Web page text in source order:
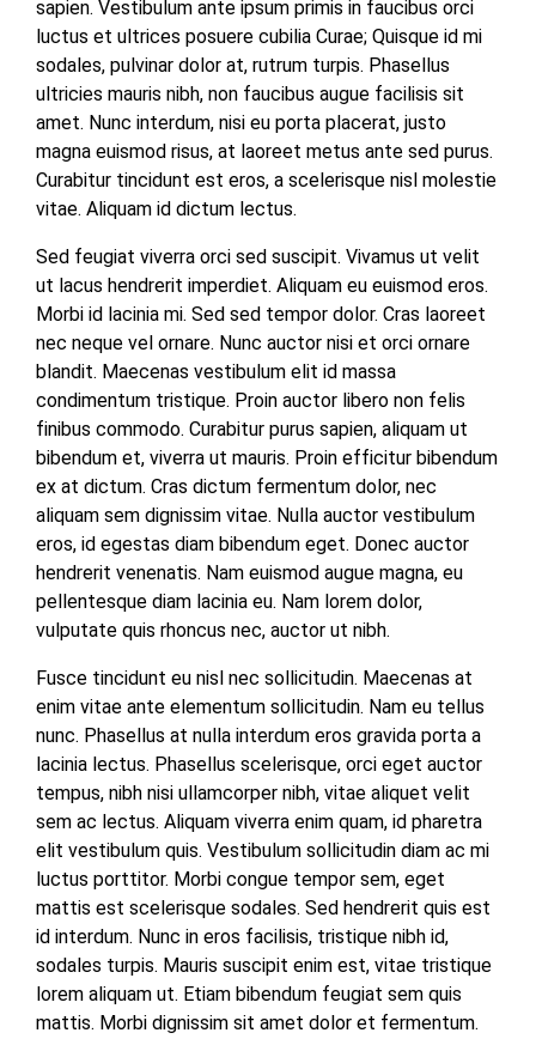
sapien. Vestibulum ante ipsum primis in faucibus orci
luctus et ultrices posuere cubilia Curae; Quisque id mi
sodales, pulvinar dolor at, rutrum turpis. Phasellus
ultricies mauris nibh, non faucibus augue facilisis sit
amet. Nunc interdum, nisi eu porta placerat, justo
magna euismod risus, at laoreet metus ante sed purus.
Curabitur tincidunt est eros, a scelerisque nisl molestie
vitae. Aliquam id dictum lectus.
Sed feugiat viverra orci sed suscipit. Vivamus ut velit
ut lacus hendrerit imperdiet. Aliquam eu euismod eros.
Morbi id lacinia mi. Sed sed tempor dolor. Cras laoreet
nec neque vel ornare. Nunc auctor nisi et orci ornare
blandit. Maecenas vestibulum elit id massa
condimentum tristique. Proin auctor libero non felis
finibus commodo. Curabitur purus sapien, aliquam ut
bibendum et, viverra ut mauris. Proin efficitur bibendum
ex at dictum. Cras dictum fermentum dolor, nec
aliquam sem dignissim vitae. Nulla auctor vestibulum
eros, id egestas diam bibendum eget. Donec auctor
hendrerit venenatis. Nam euismod augue magna, eu
pellentesque diam lacinia eu. Nam lorem dolor,
vulputate quis rhoncus nec, auctor ut nibh.
Fusce tincidunt eu nisl nec sollicitudin. Maecenas at
enim vitae ante elementum sollicitudin. Nam eu tellus
nunc. Phasellus at nulla interdum eros gravida porta a
lacinia lectus. Phasellus scelerisque, orci eget auctor
tempus, nibh nisi ullamcorper nibh, vitae aliquet velit
sem ac lectus. Aliquam viverra enim quam, id pharetra
elit vestibulum quis. Vestibulum sollicitudin diam ac mi
luctus porttitor. Morbi congue tempor sem, eget
mattis est scelerisque sodales. Sed hendrerit quis est
id interdum. Nunc in eros facilisis, tristique nibh id,
sodales turpis. Mauris suscipit enim est, vitae tristique
lorem aliquam ut. Etiam bibendum feugiat sem quis
mattis. Morbi dignissim sit amet dolor et fermentum.